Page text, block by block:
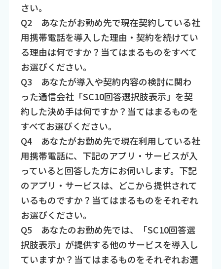
さい。
Q2 あなたがお勤め先で現在契約している社
用携帯電話を導入した理由・契約を続けてい
る理由は何ですか？当てはまるものをすべて
お選びください。
Q3 あなたが導入や契約内容の検討に関わ
った通信会社「SC10回答選択肢表示」を契
約した決め手は何ですか？当てはまるものを
すべてお選びください。
Q4 あなたがお勤め先で現在利用している社
用携帯電話に、下記のアプリ・サービスが入
っていると回答した方にお伺いします。下記
のアプリ・サービスは、どこから提供されて
いるものですか？当てはまるものをそれぞれ
お選びください。
Q5 あなたのお勤め先では、「SC10回答選
択肢表示」が提供する他のサービスを導入し
ていますか？当てはまるものをそれぞれお選